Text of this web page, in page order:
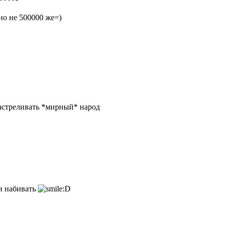
не 500000 же=)
*мирный* народ
набивать